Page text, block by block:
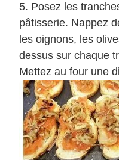
Posez les
pâtisserie. Nappez
les oignons, les
dessus sur chaque
Mettez au four une